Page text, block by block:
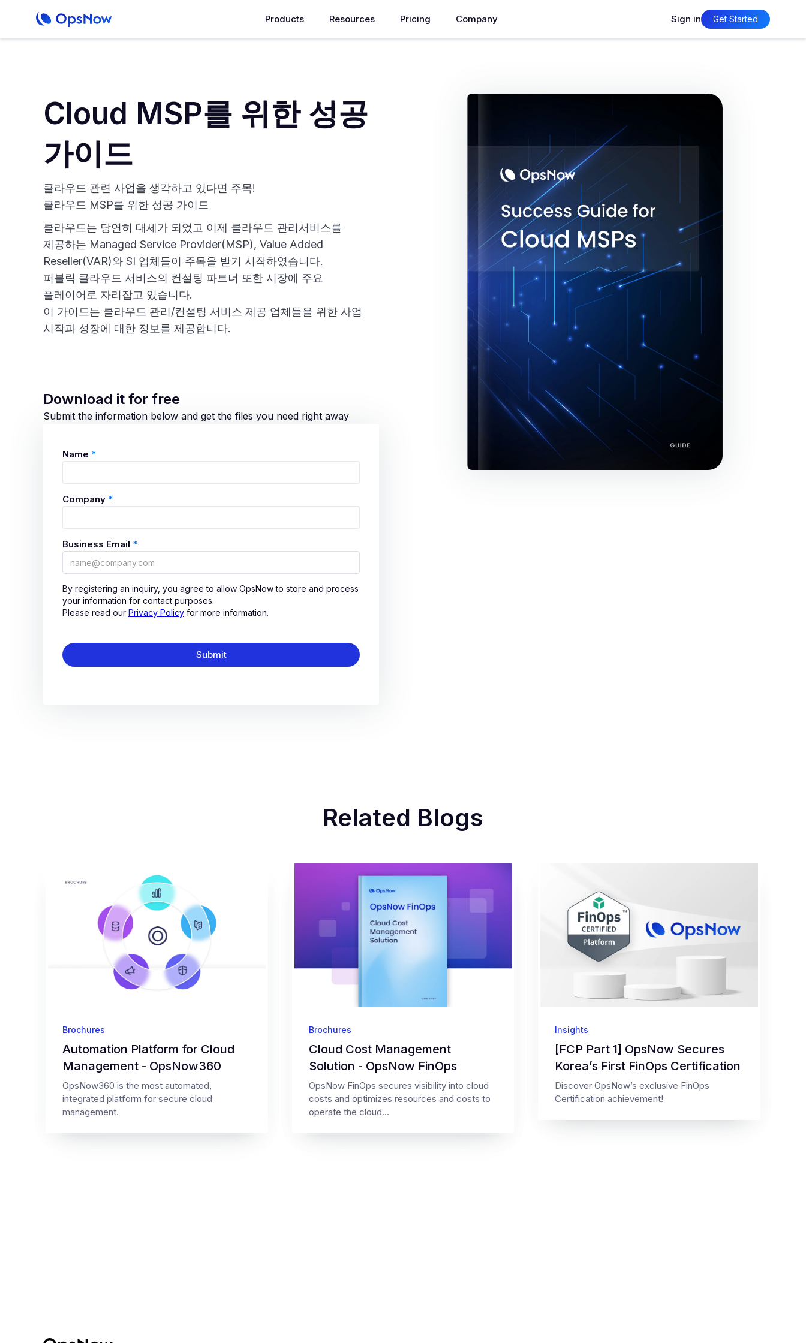
Products Resources Pricing Company Sign in Get Started
Cloud MSP를 위한 성공
가이드
클라우드 관련 사업을 생각하고 있다면 주목!
클라우드 MSP를 위한 성공 가이드
클라우드는 당연히 대세가 되었고 이제 클라우드 관리서비스를
제공하는 Managed Service Provider(MSP), Value Added
Reseller(VAR)와 SI 업체들이 주목을 받기 시작하였습니다.
퍼블릭 클라우드 서비스의 컨설팅 파트너 또한 시장에 주요
플레이어로 자리잡고 있습니다.
이 가이드는 클라우드 관리/컨설팅 서비스 제공 업체들을 위한 사업
시작과 성장에 대한 정보를 제공합니다.
Download it for free
Submit the information below and get the files you need right away
Name *
Company *
Business Email *
By registering an inquiry, you agree to allow OpsNow to store and process
your information for contact purposes.
Please read our Privacy Policy for more information.
Related Blogs
Brochures
Automation Platform for Cloud
Management - OpsNow360
OpsNow360 is the most automated,
integrated platform for secure cloud
management.
Brochures
Cloud Cost Management
Solution - OpsNow FinOps
OpsNow FinOps secures visibility into cloud
costs and optimizes resources and costs to
operate the cloud...
Insights
[FCP Part 1] OpsNow Secures
Korea’s First FinOps Certification
Discover OpsNow’s exclusive FinOps
Certification achievement!